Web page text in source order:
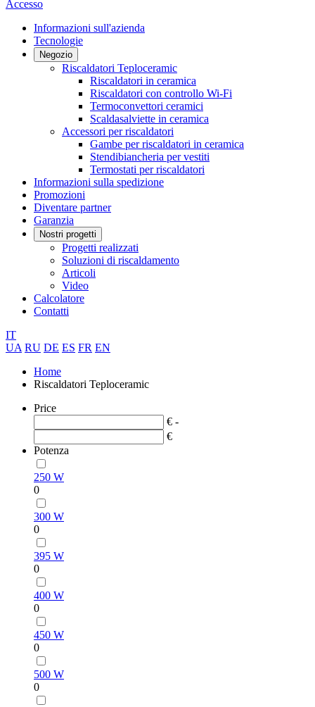
Accesso
Informazioni sull'azienda
Tecnologie
Negozio
Riscaldatori Teploceramic
Riscaldatori in ceramica
Riscaldatori con controllo Wi-Fi
Termoconvettori ceramici
Scaldasalviette in ceramica
Accessori per riscaldatori
Gambe per riscaldatori in ceramica
Stendibiancheria per vestiti
Termostati per riscaldatori
Informazioni sulla spedizione
Promozioni
Diventare partner
Garanzia
Nostri progetti
Progetti realizzati
Soluzioni di riscaldamento
Articoli
Video
Calcolatore
Contatti
IT
UA RU DE ES FR EN
Home
Riscaldatori Teploceramic
Price
€ -
€
Potenza
250 W
0
300 W
0
395 W
0
400 W
0
450 W
0
500 W
0